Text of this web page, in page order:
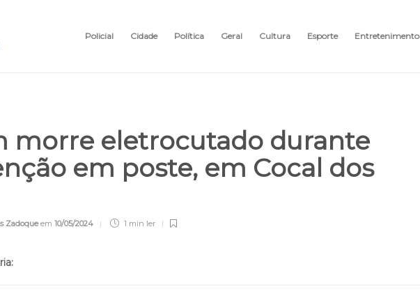
Policial Cidade Política Geral Cultura Esporte Entretenimento
morre eletrocutado durante
em poste, em Cocal dos
Zadoqueem 10/05/2024 1 min ler